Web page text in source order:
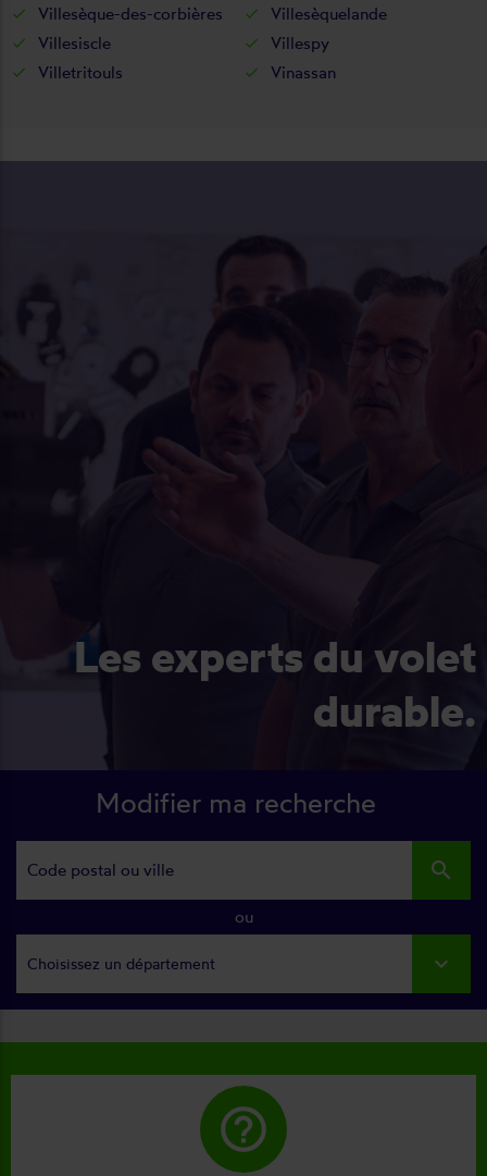
Villesèque-des-corbières
Villesèquelande
Villesiscle
Villespy
Villetritouls
Vinassan
Les experts du volet
durable.
Modifier ma recherche
search
ou
Choisissez un département
help_outline